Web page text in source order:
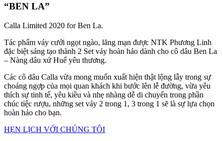
“BEN LA”
Calla Limited 2020 for Ben La.
Tác phẩm váy cưới ngọt ngào, lãng mạn được NTK Phương Linh
đặc biệt sáng tạo thành 2 Set váy hoàn hảo dành cho cô dâu Ben La
– Nàng dâu xứ Huế yêu thương.
Các cô dâu Calla vừa mong muốn xuất hiện thật lộng lẫy trong sự
choáng ngợp của mọi quan khách khi bước lên lễ đường, vừa yêu
thích sự tinh tế, yêu kiều và nhẹ nhàng dễ di chuyển trong phần
chúc tiệc rượu, những set váy 2 trong 1, 3 trong 1 sẽ là sự lựa chọn
hoàn hảo cho bạn.
HẸN LỊCH VỚI CHÚNG TÔI